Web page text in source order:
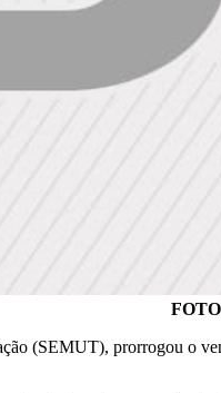
(SEMUT), prorrogou o